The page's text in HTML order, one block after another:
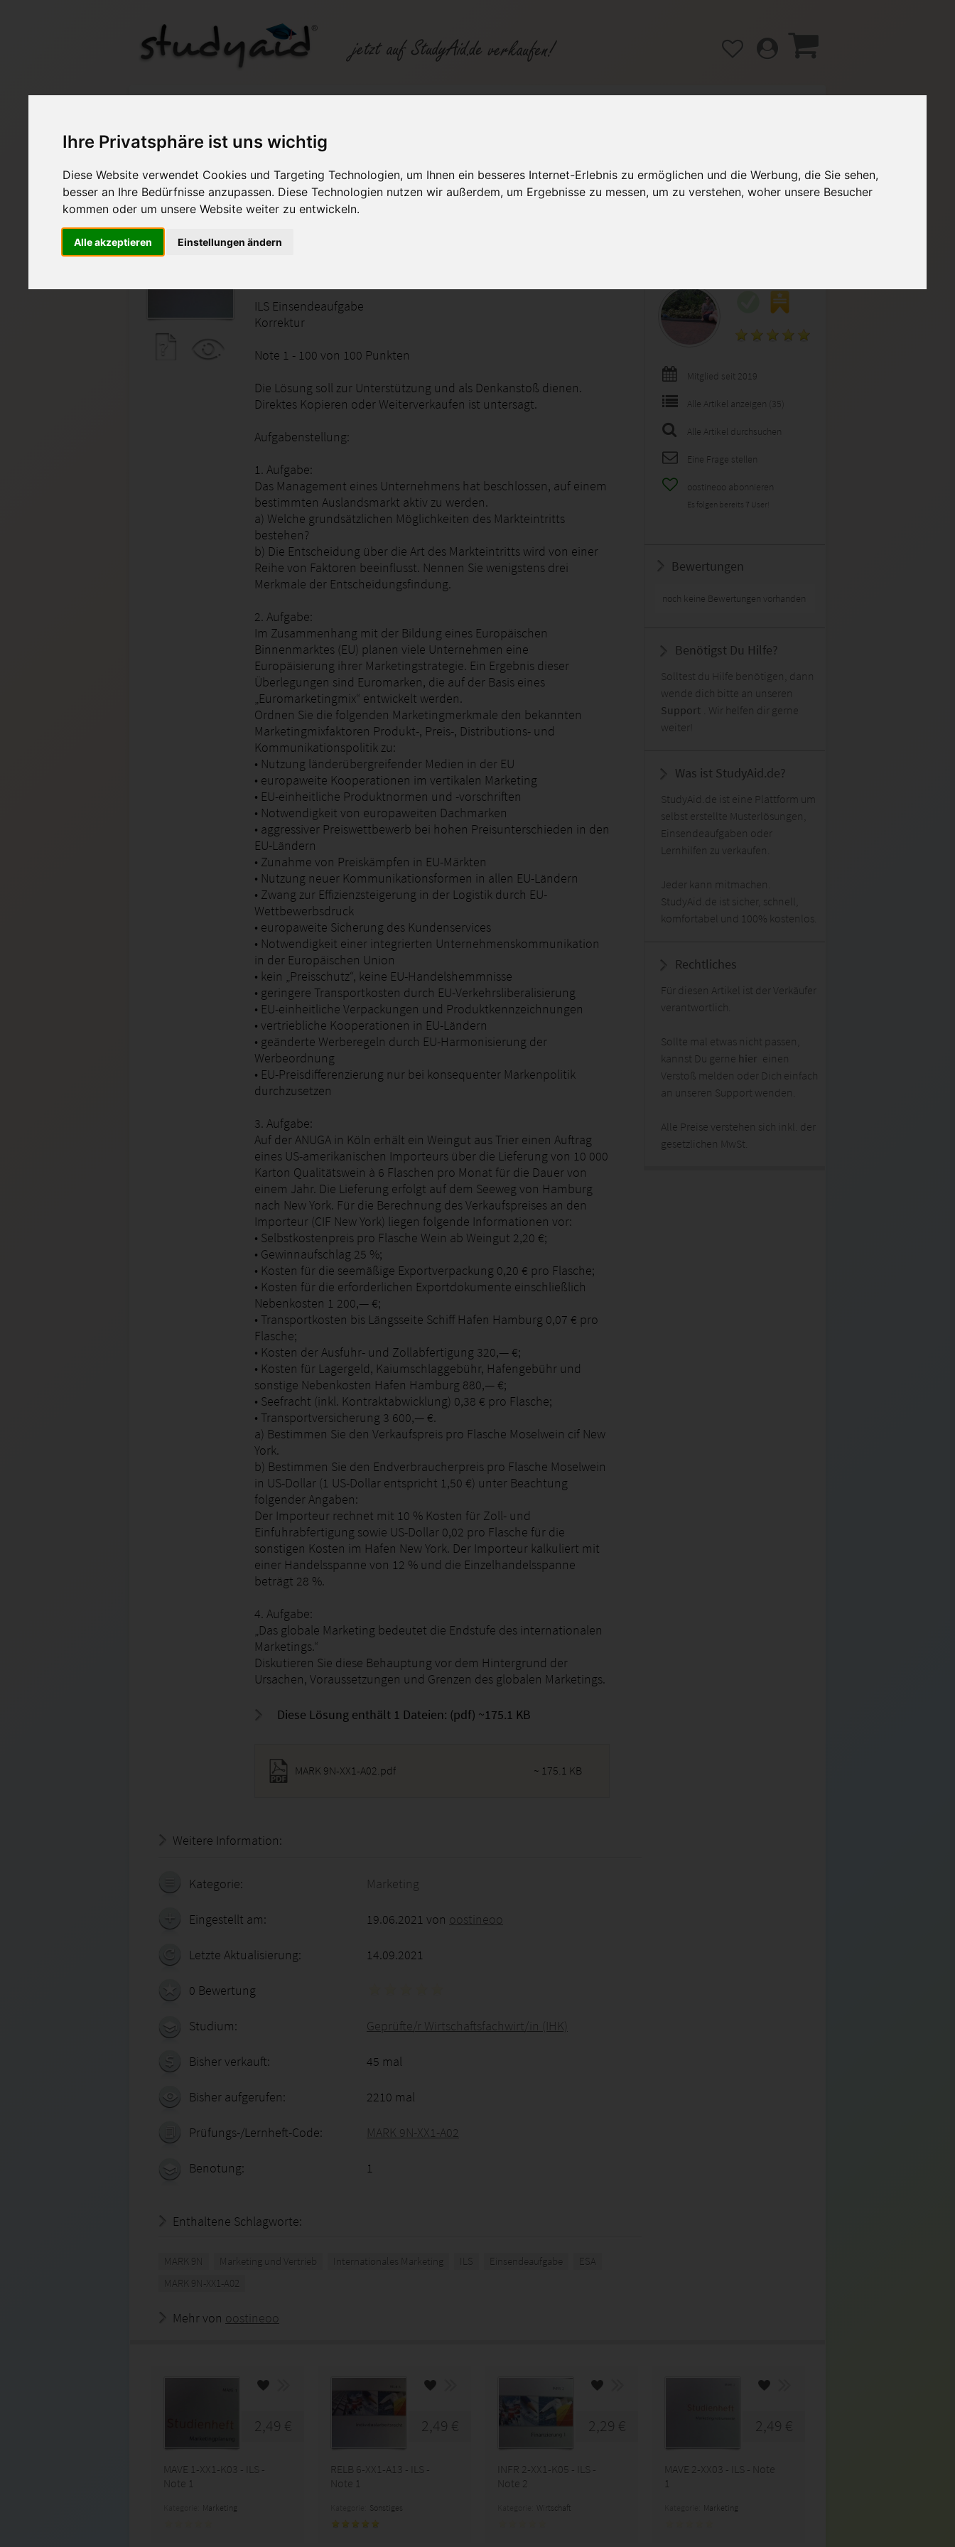
Ihre Privatsphäre ist uns wichtig
Diese Website verwendet Cookies und Targeting Technologien, um Ihnen ein besseres Internet-Erlebnis zu ermöglichen und die Werbung, die Sie sehen,
besser an Ihre Bedürfnisse anzupassen. Diese Technologien nutzen wir außerdem, um Ergebnisse zu messen, um zu verstehen, woher unsere Besucher
kommen oder um unsere Website weiter zu entwickeln.
Alle akzeptieren Einstellungen ändern
Startseite Marketing
Internationales Marketing
ILS Einsendeaufgabe
Korrektur
Note 1 - 100 von 100 Punkten
Die Lösung soll zur Unterstützung und als Denkanstoß dienen.
Direktes Kopieren oder Weiterverkaufen ist untersagt.
Aufgabenstellung:
1. Aufgabe:
Das Management eines Unternehmens hat beschlossen, auf einem
bestimmten Auslandsmarkt aktiv zu werden.
a) Welche grundsätzlichen Möglichkeiten des Markteintritts
bestehen?
b) Die Entscheidung über die Art des Markteintritts wird von einer
Reihe von Faktoren beeinflusst. Nennen Sie wenigstens drei
Merkmale der Entscheidungsfindung.
2. Aufgabe:
Im Zusammenhang mit der Bildung eines Europäischen
Binnenmarktes (EU) planen viele Unternehmen eine
Europäisierung ihrer Marketingstrategie. Ein Ergebnis dieser
Überlegungen sind Euromarken, die auf der Basis eines
„Euromarketingmix“ entwickelt werden.
Ordnen Sie die folgenden Marketingmerkmale den bekannten
Marketingmixfaktoren Produkt-, Preis-, Distributions- und
Kommunikationspolitik zu:
• Nutzung länderübergreifender Medien in der EU
• europaweite Kooperationen im vertikalen Marketing
• EU-einheitliche Produktnormen und -vorschriften
• Notwendigkeit von europaweiten Dachmarken
• aggressiver Preiswettbewerb bei hohen Preisunterschieden in den
EU-Ländern
• Zunahme von Preiskämpfen in EU-Märkten
• Nutzung neuer Kommunikationsformen in allen EU-Ländern
• Zwang zur Effizienzsteigerung in der Logistik durch EU-
Wettbewerbsdruck
• europaweite Sicherung des Kundenservices
• Notwendigkeit einer integrierten Unternehmenskommunikation
in der Europäischen Union
• kein „Preisschutz“, keine EU-Handelshemmnisse
• geringere Transportkosten durch EU-Verkehrsliberalisierung
• EU-einheitliche Verpackungen und Produktkennzeichnungen
• vertriebliche Kooperationen in EU-Ländern
• geänderte Werberegeln durch EU-Harmonisierung der
Werbeordnung
• EU-Preisdifferenzierung nur bei konsequenter Markenpolitik
durchzusetzen
3. Aufgabe:
Auf der ANUGA in Köln erhält ein Weingut aus Trier einen Auftrag
eines US-amerikanischen Importeurs über die Lieferung von 10 000
Karton Qualitätswein à 6 Flaschen pro Monat für die Dauer von
einem Jahr. Die Lieferung erfolgt auf dem Seeweg von Hamburg
nach New York. Für die Berechnung des Verkaufspreises an den
Importeur (CIF New York) liegen folgende Informationen vor:
• Selbstkostenpreis pro Flasche Wein ab Weingut 2,20 €;
• Gewinnaufschlag 25 %;
• Kosten für die seemäßige Exportverpackung 0,20 € pro Flasche;
• Kosten für die erforderlichen Exportdokumente einschließlich
Nebenkosten 1 200,— €;
• Transportkosten bis Längsseite Schiff Hafen Hamburg 0,07 € pro
Flasche;
• Kosten der Ausfuhr- und Zollabfertigung 320,— €;
• Kosten für Lagergeld, Kaiumschlaggebühr, Hafengebühr und
sonstige Nebenkosten Hafen Hamburg 880,— €;
• Seefracht (inkl. Kontraktabwicklung) 0,38 € pro Flasche;
• Transportversicherung 3 600,— €.
a) Bestimmen Sie den Verkaufspreis pro Flasche Moselwein cif New
York.
b) Bestimmen Sie den Endverbraucherpreis pro Flasche Moselwein
in US-Dollar (1 US-Dollar entspricht 1,50 €) unter Beachtung
folgender Angaben:
Der Importeur rechnet mit 10 % Kosten für Zoll- und
Einfuhrabfertigung sowie US-Dollar 0,02 pro Flasche für die
sonstigen Kosten im Hafen New York. Der Importeur kalkuliert mit
einer Handelsspanne von 12 % und die Einzelhandelsspanne
beträgt 28 %.
4. Aufgabe:
„Das globale Marketing bedeutet die Endstufe des internationalen
Marketings.“
Diskutieren Sie diese Behauptung vor dem Hintergrund der
Ursachen, Voraussetzungen und Grenzen des globalen Marketings.
Diese Lösung enthält 1 Dateien: (pdf) ~175.1 KB
MARK 9N-XX1-A02.pdf ~ 175.1 KB
Weitere Information:
Kategorie: Marketing
Eingestellt am: 19.06.2021 von oostineoo
Letzte Aktualisierung: 14.09.2021
0 Bewertung
Studium: Geprüfte/r Wirtschaftsfachwirt/in (IHK)
Bisher verkauft: 45 mal
Bisher aufgerufen: 2210 mal
Prüfungs-/Lernheft-Code: MARK 9N-XX1-A02
Benotung: 1
Enthaltene Schlagworte:
MARK 9N Marketing und Vertrieb Internationales Marketing ILS Einsendeaufgabe
ESA
MARK 9N-XX1-A02
Mitglied seit 2019
Alle Artikel anzeigen (35)
Alle Artikel durchsuchen
Eine Frage stellen
oostineoo abonnieren
Es folgen bereits 7 User!
Bewertungen
noch keine Bewertungen vorhanden
Benötigst Du Hilfe?
Solltest du Hilfe benötigen, dann
wende dich bitte an unseren
Support . Wir helfen dir gerne
weiter!
Was ist StudyAid.de?
StudyAid.de ist eine Plattform um
selbst erstellte Musterlösungen,
Einsendeaufgaben oder
Lernhilfen zu verkaufen.
Jeder kann mitmachen.
StudyAid.de ist sicher, schnell,
komfortabel und 100% kostenlos.
Rechtliches
Für diesen Artikel ist der Verkäufer
verantwortlich.
Sollte mal etwas nicht passen,
kannst Du gerne hier einen
Verstoß melden oder Dich einfach
an unseren Support wenden.
Alle Preise verstehen sich inkl. der
gesetzlichen MwSt.
Mehr von oostineoo
2,49 €
MAVE 1-XX1-K03 - ILS -
Note 1
Marketing
2,49 €
RELB 6-XX1-A13 - ILS -
Note 1
Sonstiges
2,29 €
INFR 2-XX1-K05 - ILS -
Note 2
Wirtschaft
2,49 €
MAVE 2-XX03 - ILS - Note
1
Marketing